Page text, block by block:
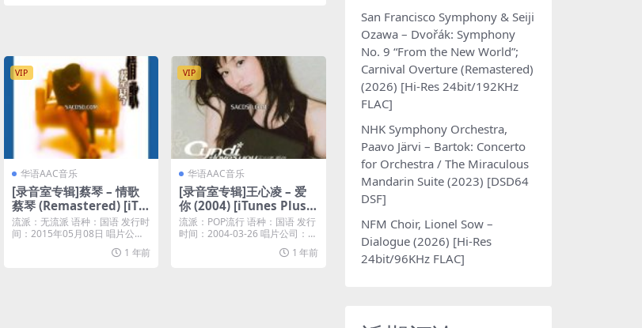
VIP
华语AAC音乐
[录音室专辑]蔡琴 – 情歌
蔡琴 (Remastered) [iTu
nes Plus M4A]
流派：无流派 语种：国语 发行时
间：2015年05月08日 唱片公
1 年前
VIP
华语AAC音乐
[录音室专辑]王心凌 – 爱
你 (2004) [iTunes Plus
M4A]
流派：POP流行 语种：国语 发行
时间：2004-03-26 唱片公司：大
1 年前
San Francisco Symphony & Seiji
Ozawa – Dvořák: Symphony
No. 9 “From the New World”;
Carnival Overture (Remastered)
(2026) [Hi-Res 24bit/192KHz
FLAC]
NHK Symphony Orchestra,
Paavo Järvi – Bartok: Concerto
for Orchestra / The Miraculous
Mandarin Suite (2023) [DSD64
DSF]
NFM Choir, Lionel Sow –
Dialogue (2026) [Hi-Res
24bit/96KHz FLAC]